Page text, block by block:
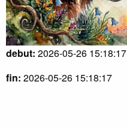
debut: 2026-05-26 15:18:17
fin: 2026-05-26 15:18:17